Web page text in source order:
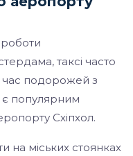
таксі часто
час подорожей з
є популярним
Схіпхол.
на міських стоянках